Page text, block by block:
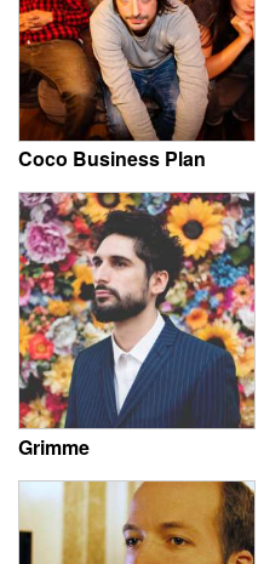
Coco Business Plan
Grimme